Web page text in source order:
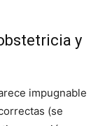
y
impugnable
(se